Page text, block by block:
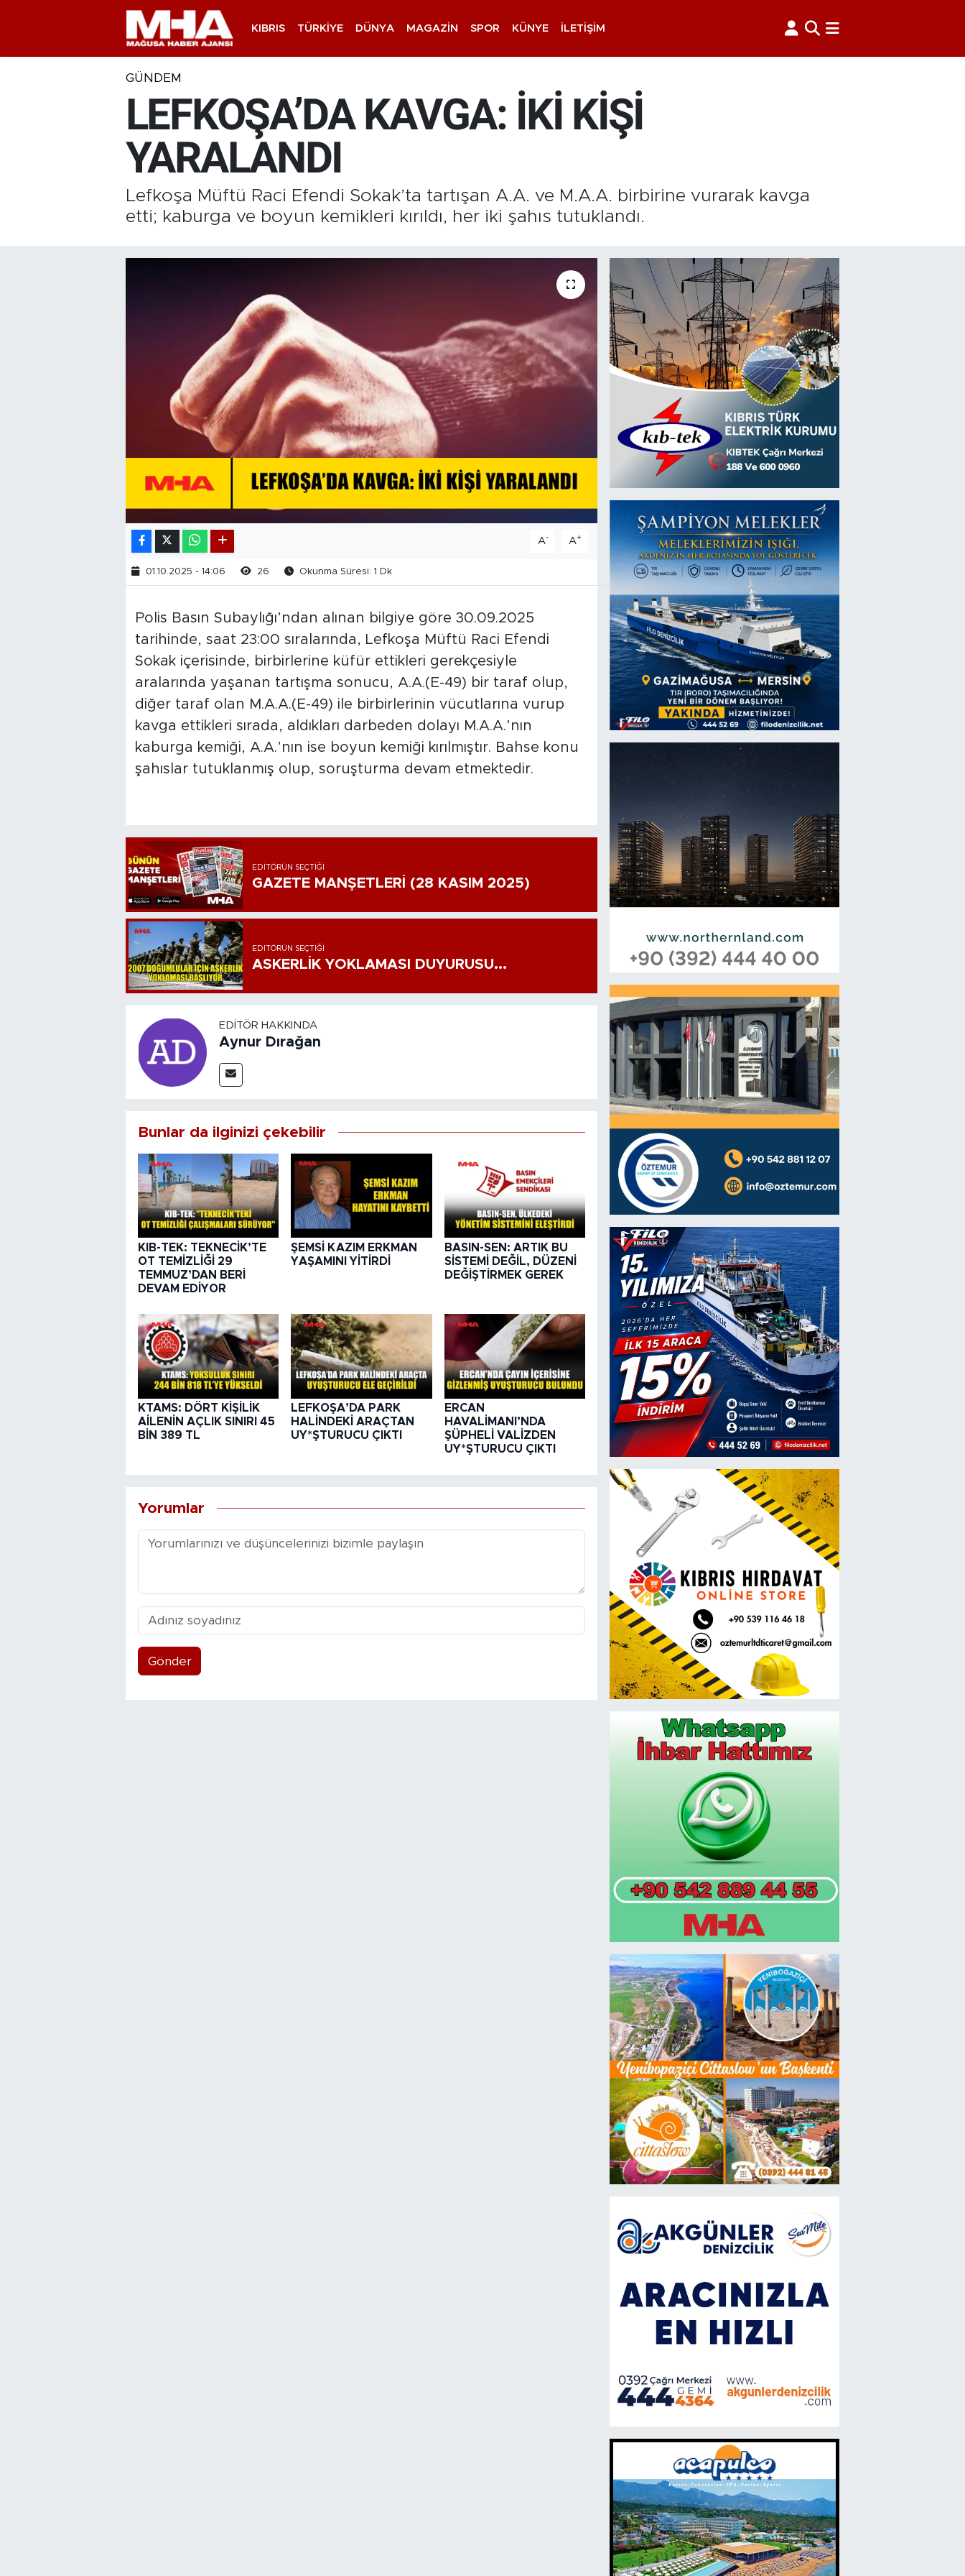
KIBRIS TÜRKIYE DÜNYA MAGAZIN SPOR KÜNYE İLETIŞIM
GÜNDEM
LEFKOŞA’DA KAVGA: İKİ KİŞİ
YARALANDI
Lefkoşa Müftü Raci Efendi Sokak’ta tartışan A.A. ve M.A.A. birbirine vurarak kavga
etti; kaburga ve boyun kemikleri kırıldı, her iki şahıs tutuklandı.
A- A+
01.10.2025 - 14:06 26 Okunma Süresi: 1 Dk
Polis Basın Subaylığı’ndan alınan bilgiye göre 30.09.2025
tarihinde, saat 23:00 sıralarında, Lefkoşa Müftü Raci Efendi
Sokak içerisinde, birbirlerine küfür ettikleri gerekçesiyle
aralarında yaşanan tartışma sonucu, A.A.(E-49) bir taraf olup,
diğer taraf olan M.A.A.(E-49) ile birbirlerinin vücutlarına vurup
kavga ettikleri sırada, aldıkları darbeden dolayı M.A.A.’nın
kaburga kemiği, A.A.’nın ise boyun kemiği kırılmıştır. Bahse konu
şahıslar tutuklanmış olup, soruşturma devam etmektedir.
EDITÖRÜN SEÇTIĞI
GAZETE MANŞETLERİ (28 KASIM 2025)
EDITÖRÜN SEÇTIĞI
ASKERLİK YOKLAMASI DUYURUSU...
EDITÖR HAKKINDA
Aynur Dırağan
Bunlar da ilginizi çekebilir
KIB-TEK: TEKNECİK’TE
OT TEMİZLİĞİ 29
TEMMUZ’DAN BERİ
DEVAM EDİYOR
ŞEMSİ KAZIM ERKMAN
YAŞAMINI YİTİRDİ
BASIN-SEN: ARTIK BU
SİSTEMİ DEĞİL, DÜZENİ
DEĞİŞTİRMEK GEREK
KTAMS: DÖRT KİŞİLİK
AİLENİN AÇLIK SINIRI 45
BİN 389 TL
LEFKOŞA’DA PARK
HALİNDEKİ ARAÇTAN
UY*ŞTURUCU ÇIKTI
ERCAN
HAVALİMANI’NDA
ŞÜPHELİ VALİZDEN
UY*ŞTURUCU ÇIKTI
Yorumlar
Gönder